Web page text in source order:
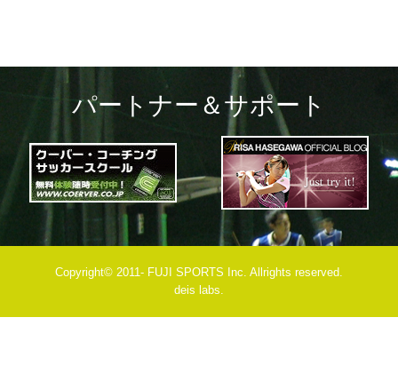
パートナー＆サポート
Copyright© 2011- FUJI SPORTS Inc. Allrights reserved.
deis labs.